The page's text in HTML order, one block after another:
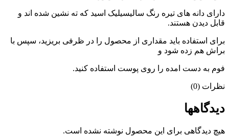
دارای دانه های تیره رنگ سالیسیلیک اسید که ته نشین شده اند و
قابل دیدن هستند.
برای استفاده باید مقداری از محصول را در ظرفی بریزید، سپس با
براش هم زده شود و
فوم به دست امده را روی پوست استفاده کنید.
نظرات (0)
دیدگاهها
هیچ دیدگاهی برای این محصول نوشته نشده است.